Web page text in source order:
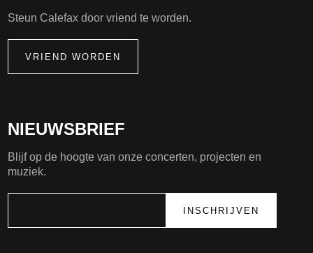
NIEUWSBRIEF
Blijf op de hoogte van onze concerten, projecten en
muziek.
Steun Calefax door vriend te worden.
VRIEND WORDEN